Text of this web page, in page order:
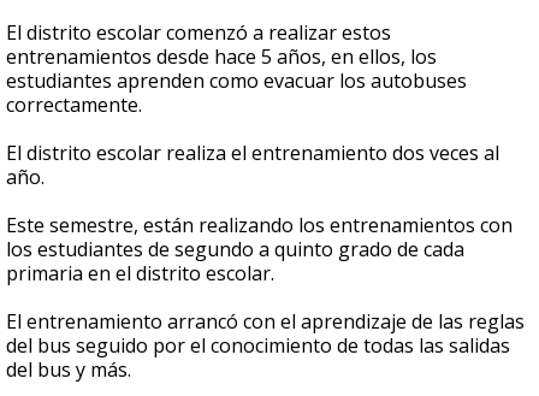
El distrito escolar comenzó a realizar estos
entrenamientos desde hace 5 años, en ellos, los
estudiantes aprenden como evacuar los autobuses
correctamente.
El distrito escolar realiza el entrenamiento dos veces al
año.
Este semestre, están realizando los entrenamientos con
los estudiantes de segundo a quinto grado de cada
primaria en el distrito escolar.
El entrenamiento arrancó con el aprendizaje de las reglas
del bus seguido por el conocimiento de todas las salidas
del bus y más.